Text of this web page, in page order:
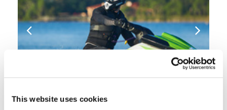
This website uses cookies